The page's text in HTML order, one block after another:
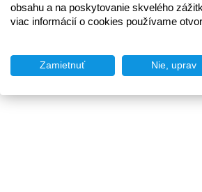
obsahu a na poskytovanie skvelého
viac informácií o cookies používame
Zamietnuť Nie, uprav